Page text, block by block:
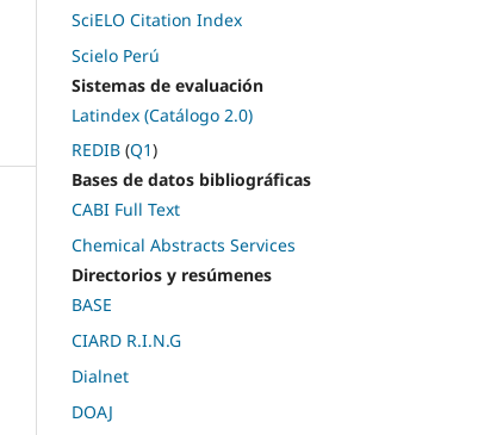
SciELO Citation Index
Scielo Perú
Sistemas de evaluación
Latindex (Catálogo 2.0)
REDIB (Q1)
Bases de datos bibliográficas
CABI Full Text
Chemical Abstracts Services
Directorios y resúmenes
BASE
CIARD R.I.N.G
Dialnet
DOAJ